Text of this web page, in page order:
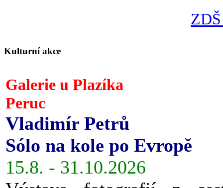
Kulturní akce
Galerie u Plazíka
Peruc
Vladimír Petrů
Sólo na kole po Evropě
15.8. - 31.10.2026